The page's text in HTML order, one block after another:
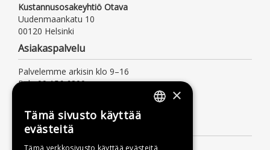
Kustannusosakeyhtiö Otava
Uudenmaankatu 10
00120 Helsinki
Asiakaspalvelu
Palvelemme arkisin klo 9–16
Puh. 09 156 6800
asiakaspalvelu@otava.fi
Lisätietoa
×
Tämä sivusto käyttää
evästeitä
Tämä verkkosivusto käyttää evästeitä